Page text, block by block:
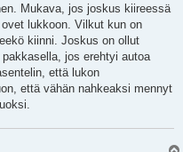
Mukava, jos joskus kiireessä
lukkoon. Vilkut kun on
kiinni. Joskus on ollut
jos erehtyi autoa
että lukon
että vähän nahkeaksi mennyt